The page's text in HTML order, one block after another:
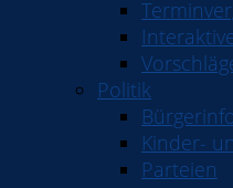
Politik
Kinder-
Parteien